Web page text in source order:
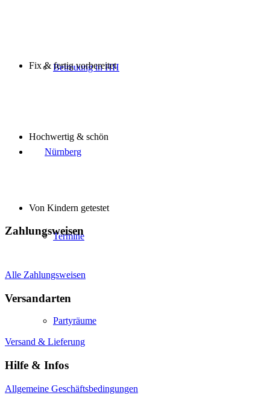
Betreuung in HH
Nürnberg
Termine
Partyräume
Fix & fertig vorbereitet
Hochwertig & schön
Von Kindern getestet
Zahlungsweisen
Alle Zahlungsweisen
Versandarten
Versand & Lieferung
Hilfe & Infos
Allgemeine Geschäftsbedingungen